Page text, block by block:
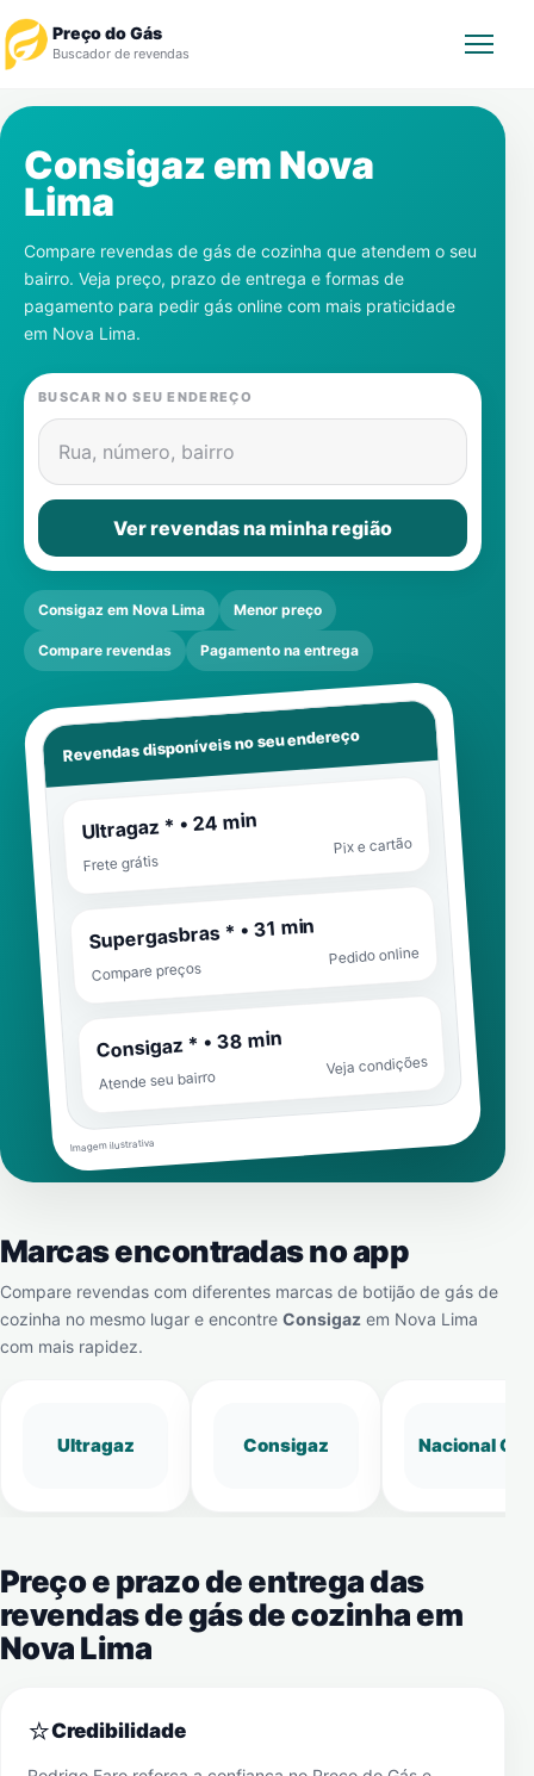
Preço do Gás
Buscador de revendas
Revendedor
Notícias
Cadastre-se
Gás
Contatos
Consigaz em Nova
Lima
Compare revendas de gás de cozinha que atendem o seu
bairro. Veja preço, prazo de entrega e formas de
pagamento para pedir gás online com mais praticidade
em Nova Lima.
BUSCAR NO SEU ENDEREÇO
Rua, número, bairro
Ver revendas na minha região
Consigaz em Nova Lima Menor preço
Compare revendas Pagamento na entrega
Revendas disponíveis no seu endereço
Ultragaz * • 24 min
Frete grátis
Pix e cartão
Supergasbras * • 31 min
Compare preços
Pedido online
Consigaz * • 38 min
Atende seu bairro
Veja condições
Imagem ilustrativa
Marcas encontradas no app
Compare revendas com diferentes marcas de botijão de gás de
cozinha no mesmo lugar e encontre Consigaz em Nova Lima
com mais rapidez.
Ultragaz Consigaz Nacional Gás
Preço e prazo de entrega das
revendas de gás de cozinha em
Nova Lima
⭐Credibilidade